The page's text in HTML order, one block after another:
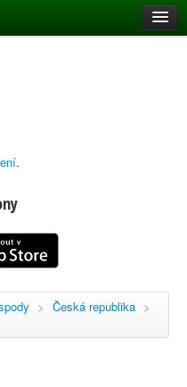
.
> Česká republika >